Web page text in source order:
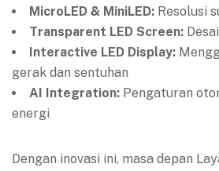
MicroLED & MiniLED: Resolusi
Transparent LED Screen:
Interactive LED Display:
gerak dan sentuhan
AI Integration: Pengaturan
energi
Dengan inovasi ini, masa depan